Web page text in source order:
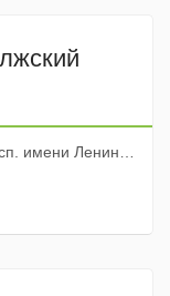
имени Ленина, 32